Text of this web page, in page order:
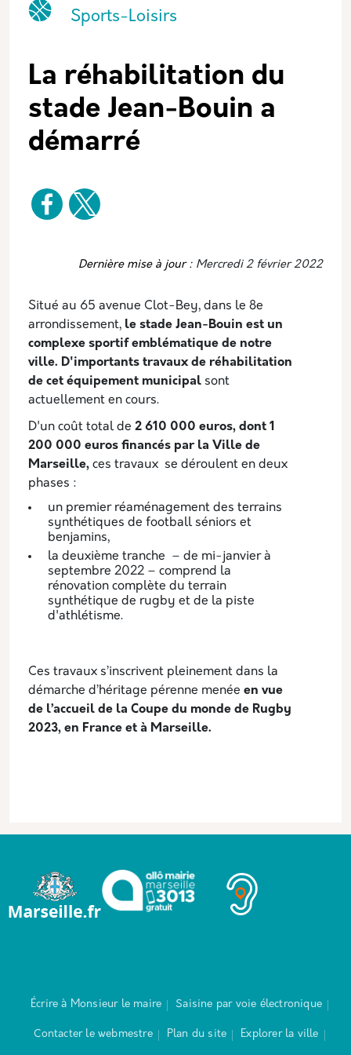
Catégorie principale
IconeNom
Sports-Loisirs
La réhabilitation du
stade Jean-Bouin a
démarré
Dernière mise à jour : Mercredi 2 février 2022
Situé au 65 avenue Clot-Bey, dans le 8e
arrondissement, le stade Jean-Bouin est un
complexe sportif emblématique de notre
ville. D'importants travaux de réhabilitation
de cet équipement municipal sont
actuellement en cours.
D'un coût total de 2 610 000 euros, dont 1
200 000 euros financés par la Ville de
Marseille, ces travaux se déroulent en deux
phases :
un premier réaménagement des terrains
synthétiques de football séniors et
benjamins,
la deuxième tranche – de mi-janvier à
septembre 2022 – comprend la
rénovation complète du terrain
synthétique de rugby et de la piste
d'athlétisme.
Ces travaux s’inscrivent pleinement dans la
démarche d’héritage pérenne menée en vue
de l’accueil de la Coupe du monde de Rugby
2023, en France et à Marseille.
Écrire à Monsieur le maire Saisine par voie électronique
Contacter le webmestre Plan du site Explorer la ville